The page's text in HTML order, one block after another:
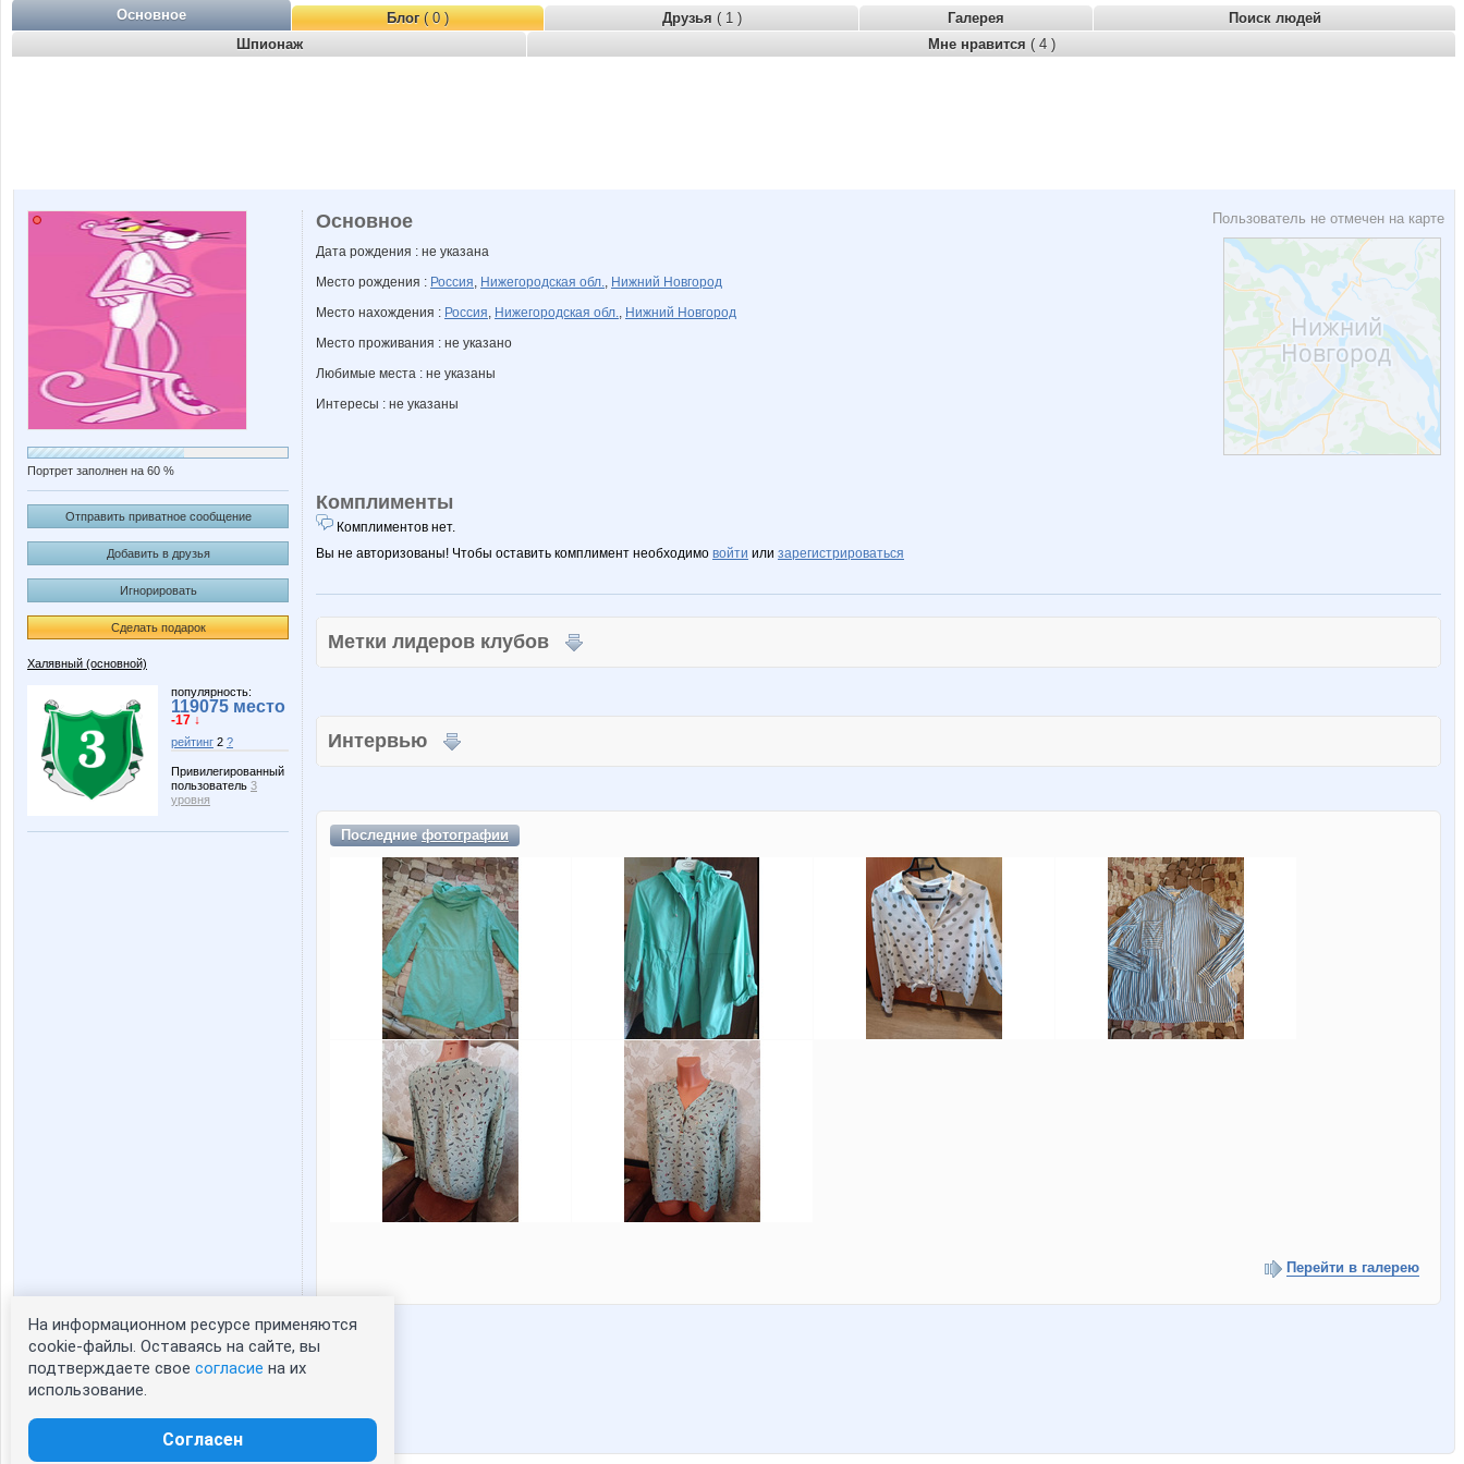
Основное Блог( 0 ) Друзья ( 1 ) Галерея
Поиск людей
Шпионаж
Мне нравится ( 4 )
Портрет заполнен на 60 %
Отправить приватное сообщение
Добавить в друзья
Игнорировать
Сделать подарок
Халявный (основной)
популярность:
119075 место
-17 ↓
рейтинг 2 ?
Привилегированный
пользователь 3
уровня
Статистика портрета:
сейчас просматривают портрет - 0
зарегистрированные пользователи
Пользователь не отмечен на карте
Основное
Дата рождения : не указана
Место рождения : Россия, Нижегородская обл., Нижний Новгород
Место нахождения : Россия, Нижегородская обл., Нижний Новгород
Место проживания : не указано
Любимые места : не указаны
Интересы : не указаны
Комплименты
Комплиментов нет.
Вы не авторизованы! Чтобы оставить комплимент необходимо войти или зарегистрироваться
Метки лидеров клубов
Интервью
Последниефотографии
Перейти в галерею
На информационном ресурсе применяются
cookie-файлы. Оставаясь на сайте, вы
подтверждаете свое согласие на их
использование.
Согласен